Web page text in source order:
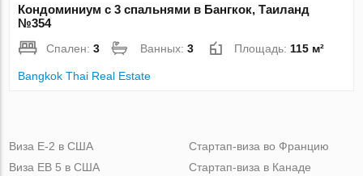
Кондоминиум с 3 спальнями в Бангкок, Таиланд
№354
Спален:3 Ванных:3 Площадь: 115 м²
Bangkok Thai Real Estate
Виза Е-2 в США
Виза ЕВ 5 в США
Стартап-виза во Францию
Стартап-виза в Канаде